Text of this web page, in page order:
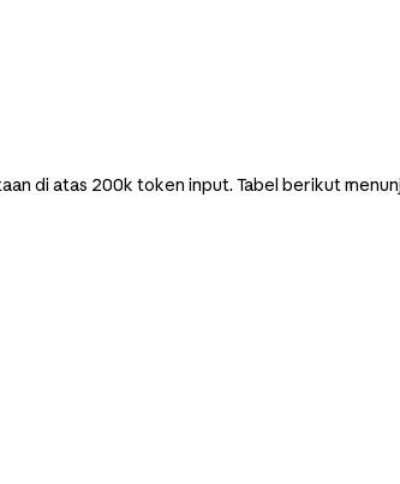
di atas 200k token input. Tabel berikut